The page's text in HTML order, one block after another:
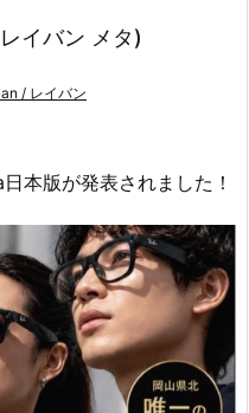
イバン メタ)
/ レイバン
本版が発表されました！